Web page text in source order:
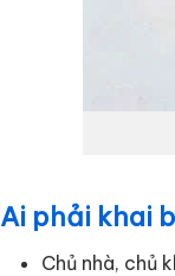
Ai phải khai
Chủ nhà, chủ